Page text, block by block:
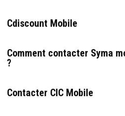
Cdiscount Mobile
Comment contacter Syma
?
Contacter CIC Mobile